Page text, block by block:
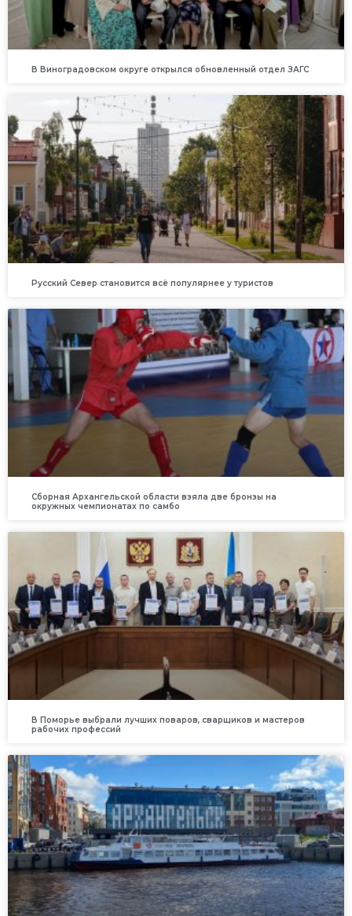
В Виноградовском округе открылся обновленный отдел ЗАГС
Русский Север становится всё популярнее у туристов
Сборная Архангельской области взяла две бронзы на
окружных чемпионатах по самбо
В Поморье выбрали лучших поваров, сварщиков и мастеров
рабочих профессий